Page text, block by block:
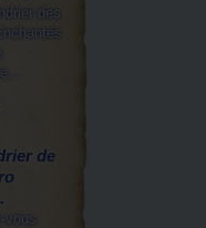
des
de
vous